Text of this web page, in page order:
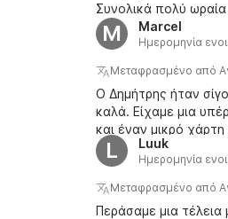
Συνολικά πολύ
M Marcel
Ημερομηνία
Μεταφρασμένο από
Ο Δημήτρης ήταν
καλά. Είχαμε μια
και έναν μικρό
πράγμα που έλειπε
περιγραφή. Αλλά
L Luuk
Ημερομηνία
Μεταφρασμένο από
Περάσαμε μια